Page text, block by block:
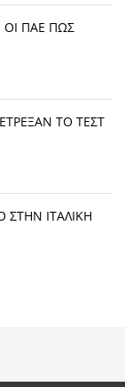
ΠΑΕ ΠΩΣ
ΤΟ ΤΕΣΤ
ΣΤΗΝ ΙΤΑΛΙΚΗ